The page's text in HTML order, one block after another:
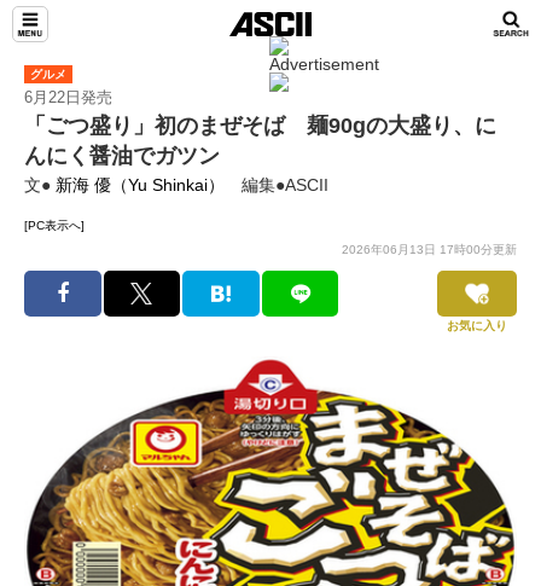
グルメ
6月22日発売
「ごつ盛り」初のまぜそば 麺90gの大盛り、に
んにく醤油でガツン
文● 新海 優（Yu Shinkai） 編集●ASCII
[PC表示へ]
2026年06月13日 17時00分更新
お気に入り